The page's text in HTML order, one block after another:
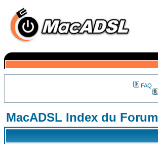
FAQ
MacADSL Index du Forum